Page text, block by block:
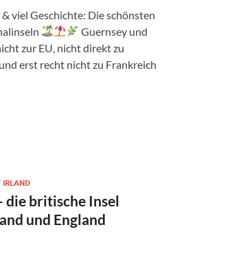
viel Geschichte: Die schönsten
Guernsey und
zur EU, nicht direkt zu
erst recht nicht zu Frankreich
IRLAND
die britische Insel
und England